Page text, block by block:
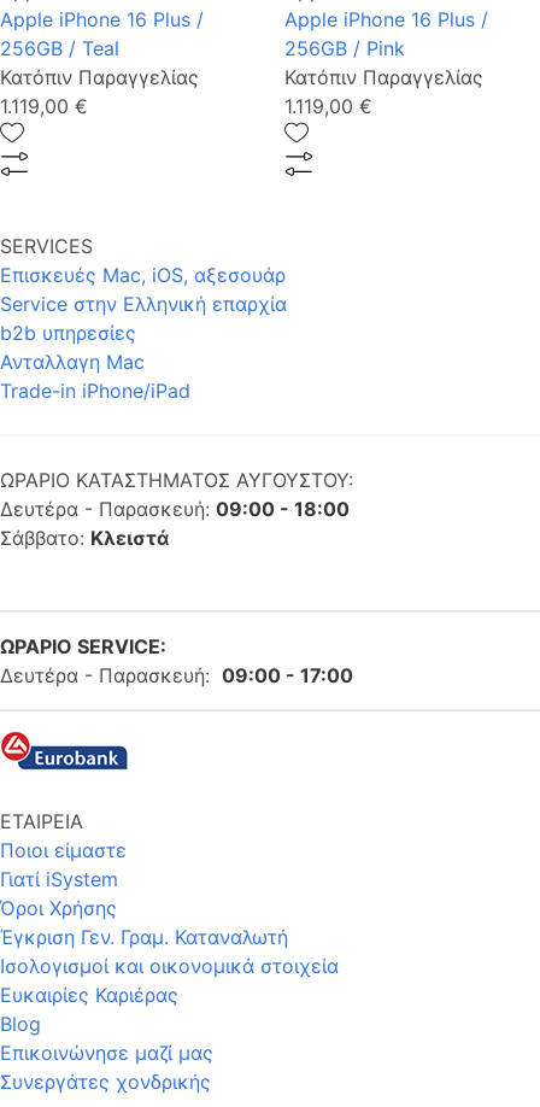
Apple iPhone 16 Plus /
256GB / Teal
Κατόπιν Παραγγελίας
1.119,00 €
Apple iPhone 16 Plus /
256GB / Pink
Κατόπιν Παραγγελίας
1.119,00 €
SERVICES
Επισκευές Mac, iOS, αξεσουάρ
Service στην Eλληνική επαρχία
b2b υπηρεσίες
Ανταλλαγη Mac
Trade-in iPhone/iPad
ΩΡΑΡΙΟ ΚΑΤΑΣΤΗΜΑΤΟΣ ΑΥΓΟΥΣΤΟΥ:
Δευτέρα - Παρασκευή: 09:00 - 18:00
Σάββατο: Κλειστά
ΩΡΑΡΙΟ SERVICE:
Δευτέρα - Παρασκευή: 09:00 - 17:00
ΕΤΑΙΡΕΙΑ
Ποιοι είμαστε
Γιατί iSystem
Όροι Χρήσης
Έγκριση Γεν. Γραμ. Καταναλωτή
Ισολογισμοί και οικονομικά στοιχεία
Ευκαιρίες Καριέρας
Blog
Επικοινώνησε μαζί μας
Συνεργάτες χονδρικής